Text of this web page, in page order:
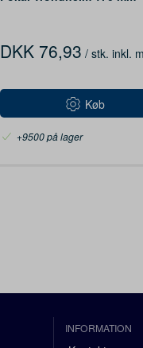
DKK 76,93 / stk. inkl.
Køb
+9500 på lager
INFORMATION